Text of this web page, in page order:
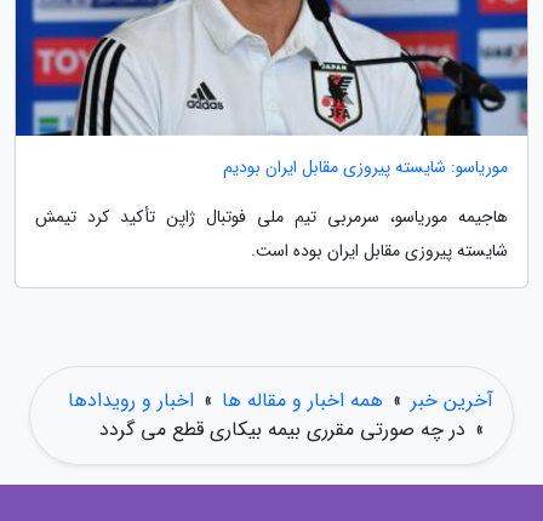
موریاسو: شایسته پیروزی مقابل ایران بودیم
هاجیمه موریاسو، سرمربی تیم ملی فوتبال ژاپن تأکید کرد تیمش
شایسته پیروزی مقابل ایران بوده است.
آخرین خبر » همه اخبار و مقاله ها » اخبار و رویدادها
» در چه صورتی مقرری بیمه بیکاری قطع می گردد